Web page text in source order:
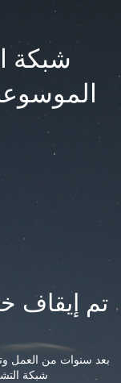
شبكة
تم إيقاف
بعد سنوات من العمل
شبكة